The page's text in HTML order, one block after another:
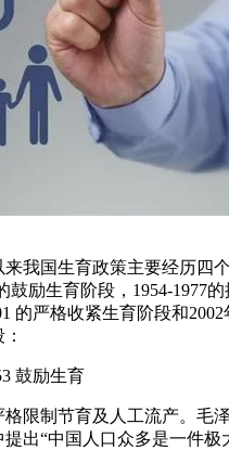
国生育政策主要经历四个
鼓励生育阶段，1954-1977
的严格收紧生育阶段和
鼓励生育
制节育及人工流产。毛泽
出“中国人口众多是一件极